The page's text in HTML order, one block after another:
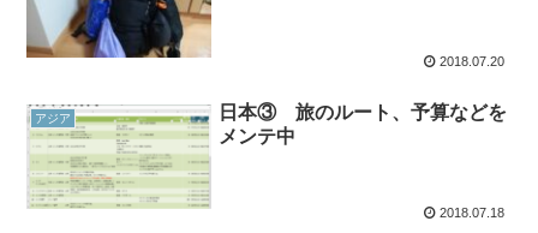
2018.07.20
アジア
日本③ 旅のルート、予算などを
メンテ中
2018.07.18